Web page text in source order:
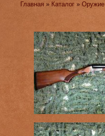
Главная » Каталог »Оружие